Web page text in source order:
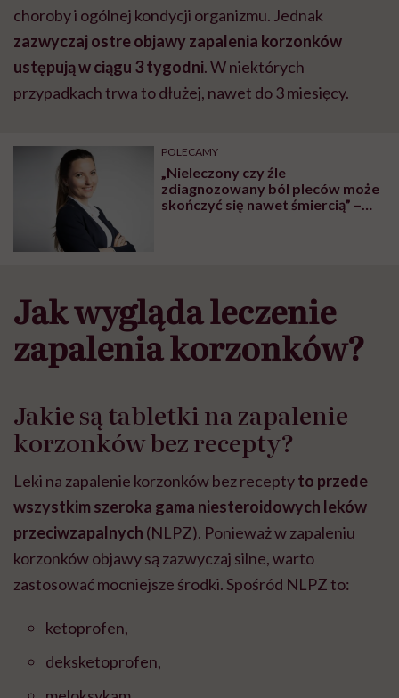
choroby i ogólnej kondycji organizmu. Jednak
zazwyczaj ostre objawy zapalenia korzonków
ustępują w ciągu 3 tygodni.W niektórych
przypadkach trwa to dłużej, nawet do 3 miesięcy.
POLECAMY
„Nieleczony czy źle
zdiagnozowany ból pleców może
skończyć się nawet śmiercią” –
Jak wygląda leczenie
zapalenia korzonków?
Jakie są tabletki na zapalenie
korzonków bez recepty?
Leki na zapalenie korzonków bez receptyto przede
wszystkim szeroka gama niesteroidowych leków
przeciwzapalnych (NLPZ). Ponieważ w zapaleniu
korzonków objawy są zazwyczaj silne, warto
zastosować mocniejsze środki. Spośród NLPZ to:
ketoprofen,
deksketoprofen,